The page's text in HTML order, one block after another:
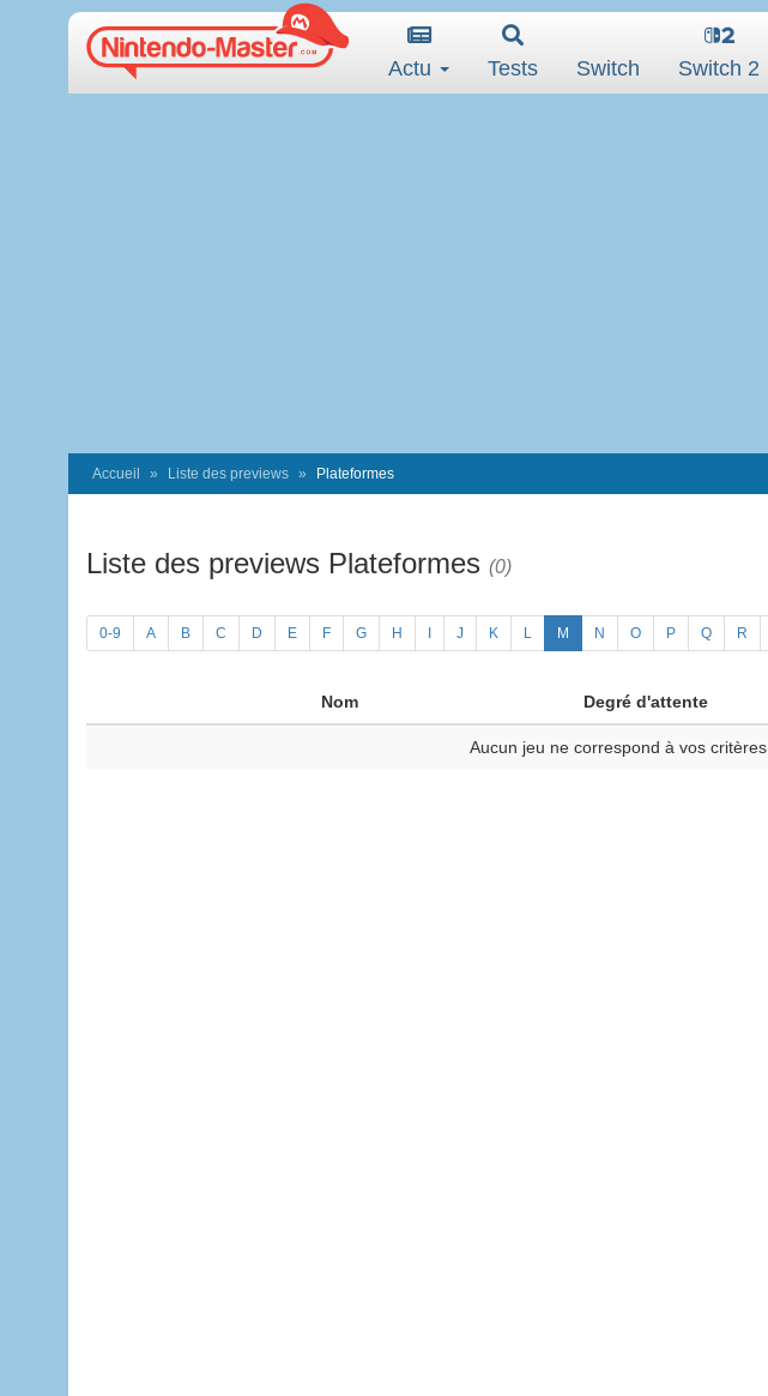
Actu Tests Switch Switch 2
Accueil Liste des previews Plateformes
Liste des previews Plateformes (0)
0-9 A B C D E F G H J K L M N O P Q R
Nom Degré d'attente
Aucun jeu ne correspond à vos critères.